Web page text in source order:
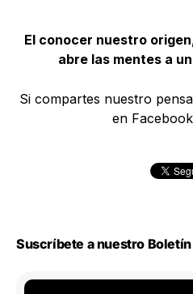
El conocer nuestro
abre las mentes a
Si compartes nuestro
en
Suscríbete a nuestro Boletín